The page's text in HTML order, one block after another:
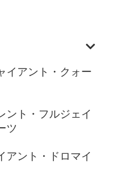
イアント・クォー
ント・フルジェイ
ツ
アント・ドロマイ